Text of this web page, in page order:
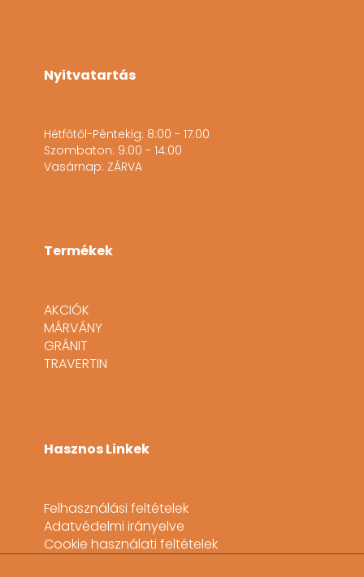
Nyitvatartás
Hétfőtől-Péntekig: 8:00 - 17:00
Szombaton: 9:00 - 14:00
Vasárnap: ZÁRVA
Termékek
AKCIÓK
MÁRVÁNY
GRÁNIT
TRAVERTIN
Hasznos Linkek
Felhasználási feltételek
Adatvédelmi irányelve
Cookie használati feltételek